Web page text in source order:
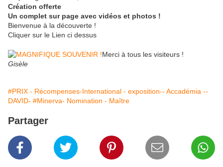
Création offerte
Un complet sur page avec vidéos et photos !
Bienvenue à la découverte !
Cliquer sur le Lien ci dessus
Merci à tous les visiteurs !
Gisèle
#PRIX - Récompenses-International - exposition-- Accadémia --
DAVID- #Minerva- Nomination - Maître
Partager